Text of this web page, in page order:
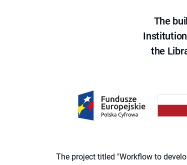
The
the
The project titled "Workflow to